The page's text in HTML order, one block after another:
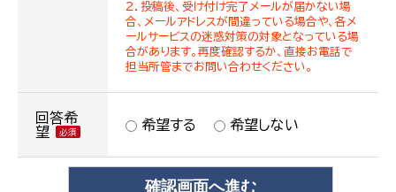
２．投稿後、受け付け完了メールが届かない場
合、メールアドレスが間違っている場合や、各メ
ールサービスの迷惑対策の対象となっている場
合があります。再度確認するか、直接お電話で
担当所管までお問い合わせください。
回答希
望
希望する 希望しない